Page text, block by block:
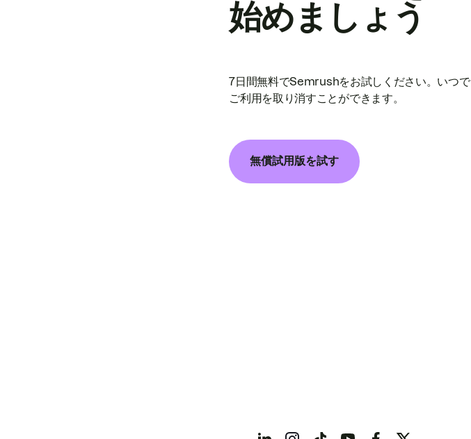
始めましょう
7日間無料でSemrushをお試しください。いつ
ご利用を取り消すことができます。
無償試用版を試す